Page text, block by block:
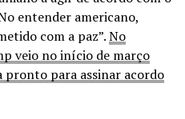
entender americano,
com a paz”.No
veio no início de março
pronto para assinar acordo